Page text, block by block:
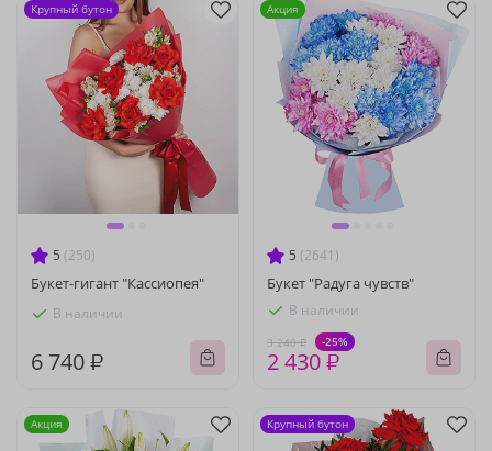
5 (250)
Букет-гигант "Кассиопея"
В наличии
6 740 ₽
Крупный бутон
5 (2641)
Букет "Радуга чувств"
В наличии
3 240 ₽ -25%
2 430 ₽
Акция
Акция Крупный бутон